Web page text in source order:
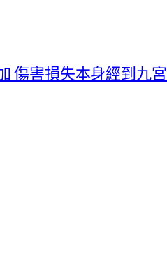
傷害損失本身經到九